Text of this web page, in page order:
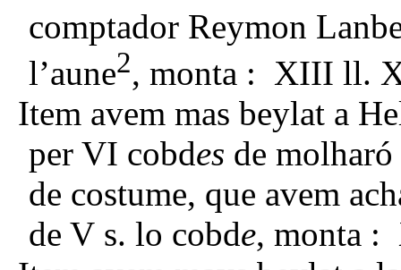
comptador Reymon
l’aune2, monta : XIII ll.
Item avem mas beylat a
per VI cobdes de molharó
de costume, que avem
de V s. lo cobde, monta :